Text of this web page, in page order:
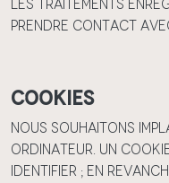
les traitements
prendre contact
Cookies
Nous souhaitons
ordinateur. Un
identifier ; en